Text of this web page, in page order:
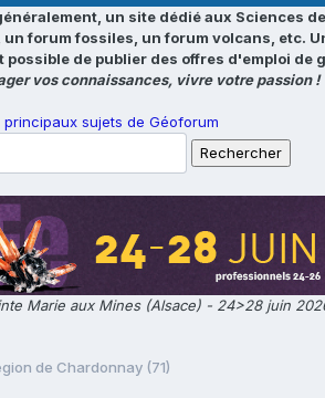
un site dédié aux Sciences
forum fossiles, un forum volcans, etc.
de publier des offres d'emploi de
vos connaissances, vivre votre passion !
sujets de Géoforum
Marie aux Mines (Alsace) - 24>28 juin
de Chardonnay (71)